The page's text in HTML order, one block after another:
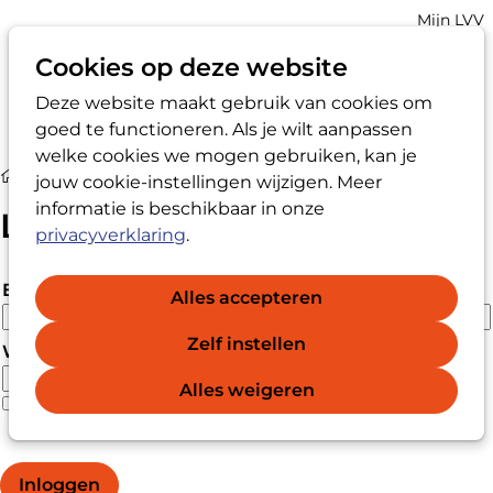
Cookies op deze website
Deze website maakt gebruik van cookies om
goed te functioneren. Als je wilt aanpassen
welke cookies we mogen gebruiken, kan je
jouw cookie-instellingen wijzigen. Meer
informatie is beschikbaar in onze
privacyverklaring.
Alles accepteren
Zelf instellen
Alles weigeren
Zoek
Account
Mijn LVV
Login
Login
E-mailadres
Wachtwoord
Wachtwoord weergeven
Wachtwoord vergeten?
Inloggen